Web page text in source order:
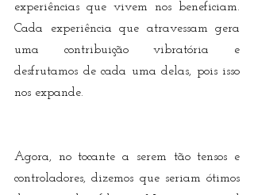
experiências que vivem nos beneficiam.
Cada experiência que atravessam gera
uma contribuição vibratória e
desfrutamos de cada uma delas, pois isso
nos expande.
Agora, no tocante a serem tão tensos e
controladores, dizemos que seriam ótimos